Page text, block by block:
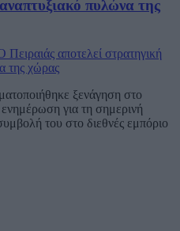
πυλώνα της
ξενάγηση στο
για τη σημερινή
του στο διεθνές εμπόριο